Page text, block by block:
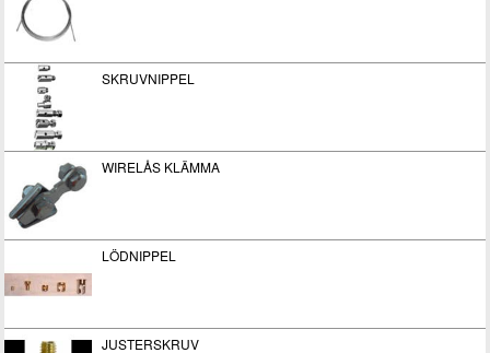
SKRUVNIPPEL
WIRELÅS KLÄMMA
LÖDNIPPEL
JUSTERSKRUV